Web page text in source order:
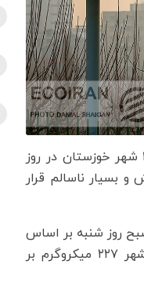
به گزارش اقتصادنیوز به نقل از ایرنا، براساس اعلام سامانه پایش کیفی هوای کشور، هوای ۱۲ شهر خوزستان در روز
بسیار ناسالم قرار
به ساعت هشت صبح روز شنبه بر اساس
اندازه‌گیری ذرات معلق به میزان ۲.۵ میکرون، وضعیت شهرهای اهواز با شاخص ۲۲۳ و ماهشهر ۲۲۷ میکروگرم بر